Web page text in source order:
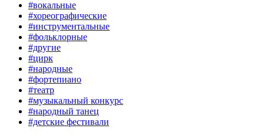
#вокальные
#хореографические
#инструментальные
#фольклорные
#другие
#цирк
#народные
#фортепиано
#театр
#музыкальный конкурс
#народный танец
#детские фестивали